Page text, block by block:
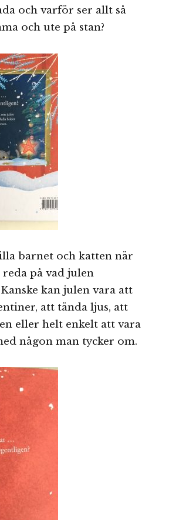
och varför ser allt så
och ute på stan?
barnet och katten när
på vad julen
kan julen vara att
att tända ljus, att
eller helt enkelt att vara
någon man tycker om.